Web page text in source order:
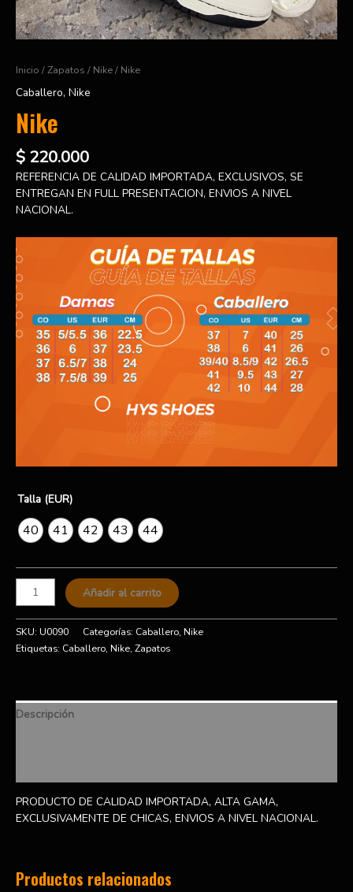
Inicio /Zapatos / Nike/ Nike
Caballero, Nike
Nike
$ 220.000
REFERENCIA DE CALIDAD IMPORTADA, EXCLUSIVOS, SE
ENTREGAN EN FULL PRESENTACION, ENVIOS A NIVEL
NACIONAL.
Talla (EUR)
40 41 42 43 44
Añadir al carrito
SKU: U0090 Categorías: Caballero, Nike
Etiquetas: Caballero, Nike, Zapatos
Descripción
PRODUCTO DE CALIDAD IMPORTADA, ALTA GAMA,
EXCLUSIVAMENTE DE CHICAS, ENVIOS A NIVEL NACIONAL.
Productos relacionados